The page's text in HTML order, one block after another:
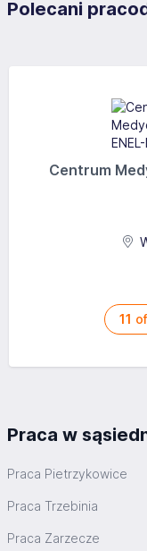
Polecani
Centrum
11
Praca w
Praca Pietrzykowice
Praca Trzebinia
Praca Zarzecze